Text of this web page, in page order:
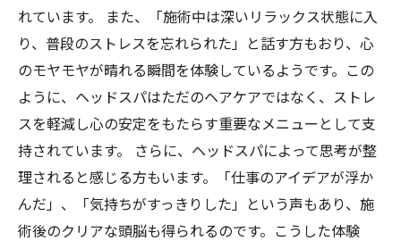
れています。 また、「施術中は深いリラックス状態に入
り、普段のストレスを忘れられた」と話す方もおり、心
のモヤモヤが晴れる瞬間を体験しているようです。この
ように、ヘッドスパはただのヘアケアではなく、ストレ
スを軽減し心の安定をもたらす重要なメニューとして支
持されています。 さらに、ヘッドスパによって思考が整
理されると感じる方もいます。「仕事のアイデアが浮か
んだ」、「気持ちがすっきりした」という声もあり、施
術後のクリアな頭脳も得られるのです。こうした体験